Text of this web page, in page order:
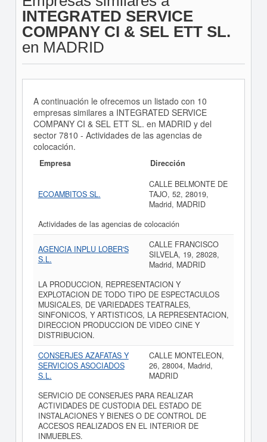
INTEGRATED SERVICE
COMPANY CI & SEL ETT SL.
en MADRID
A continuación le ofrecemos un listado con 10
empresas similares a INTEGRATED SERVICE
COMPANY CI & SEL ETT SL. en MADRID y del
sector 7810 - Actividades de las agencias de
colocación.
Empresa Dirección
ECOAMBITOS SL.
CALLE BELMONTE DE
TAJO, 52, 28019,
Madrid, MADRID
Actividades de las agencias de colocación
AGENCIA INPLU LOBER'S
S.L.
CALLE FRANCISCO
SILVELA, 19, 28028,
Madrid, MADRID
LA PRODUCCION, REPRESENTACION Y
EXPLOTACION DE TODO TIPO DE ESPECTACULOS
MUSICALES, DE VARIEDADES TEATRALES,
SINFONICOS, Y ARTISTICOS, LA REPRESENTACION,
DIRECCION PRODUCCION DE VIDEO CINE Y
DISTRIBUCION.
CONSERJES AZAFATAS Y
SERVICIOS ASOCIADOS
S.L.
CALLE MONTELEON,
26, 28004, Madrid,
MADRID
SERVICIO DE CONSERJES PARA REALIZAR
ACTIVIDADES DE CUSTODIA DEL ESTADO DE
INSTALACIONES Y BIENES O DE CONTROL DE
ACCESOS REALIZADOS EN EL INTERIOR DE
INMUEBLES.